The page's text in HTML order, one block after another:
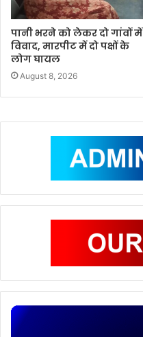
पानी भरने को लेकर दो गांवों में
विवाद, मारपीट में दो पक्षों के
लोग घायल
August 8, 2026